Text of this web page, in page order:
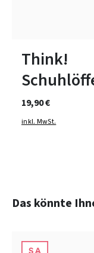
Think!
19,90 €
inkl. MwSt.
Produktgalerie
Das könnte